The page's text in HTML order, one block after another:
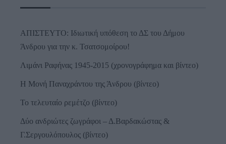
ΑΠΙΣΤΕΥΤΟ: Ιδιωτική υπόθεση το ΔΣ του Δήμου
Άνδρου για την κ. Τσατσομοίρου!
Λιμάνι Ραφήνας 1945-2015 (χρονογράφημα και βίντεο)
Η Μονή Παναχράντου της Άνδρου (βίντεο)
Το τελευταίο ρεμέτζο (βίντεο)
Δύο ανδριώτες ζωγράφοι – Δ.Βαρδακώστας &
Γ.Σεργουλόπουλος (βίντεο)